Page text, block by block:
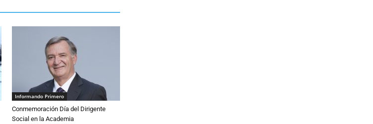
Informando Primero
Conmemoración Día del Dirigente
Social en la Academia